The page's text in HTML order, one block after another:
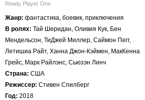
Ready Player One
Жанр: фантастика, боевик, приключения
В ролях: Тай Шеридан, Оливия Кук, Бен
Мендельсон, ТиДжей Миллер, Саймон Пегг,
Летишиа Райт, Ханна Джон-Кэймен, МакКенна
Грейс, Марк Райлэнс, Сьюзэн Линч
Страна: США
Режиссер: Стивен Спилберг
Год: 2018